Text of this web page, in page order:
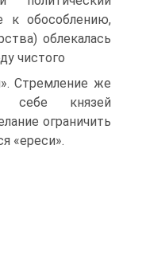
к обособлению,
облекалась
чистого
Стремление же
себе князей
ограничить
«ереси».